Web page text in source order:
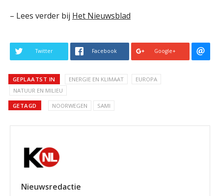
– Lees verder bij Het Nieuwsblad
Twitter Facebook Google+
GEPLAATST IN ENERGIE EN KLIMAAT
EUROPA
NATUUR EN MILIEU
GETAGD NOORWEGEN SAMI
Nieuwsredactie